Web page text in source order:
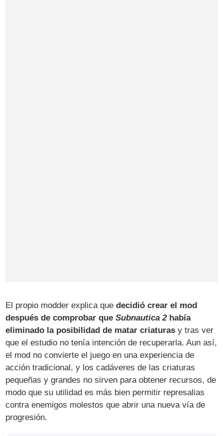
El propio modder explica quedecidió crear el mod
después de comprobar queSubnautica 2había
eliminado la posibilidad de matar criaturas y tras ver
que el estudio no tenía intención de recuperarla. Aun así,
el mod no convierte el juego en una experiencia de
acción tradicional, y los cadáveres de las criaturas
pequeñas y grandes no sirven para obtener recursos, de
modo que su utilidad es más bien permitir represalias
contra enemigos molestos que abrir una nueva vía de
progresión.